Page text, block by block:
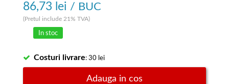
86,73 lei / BUC
(Pretul include 21% TVA)
In stoc
Costuri livrare: 30 lei
Adauga in cos